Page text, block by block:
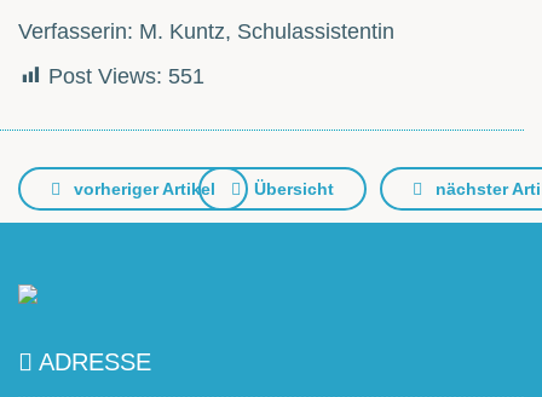
Verfasserin: M. Kuntz, Schulassistentin
Post Views: 551
vorheriger Artikel Übersicht nächster
ADRESSE